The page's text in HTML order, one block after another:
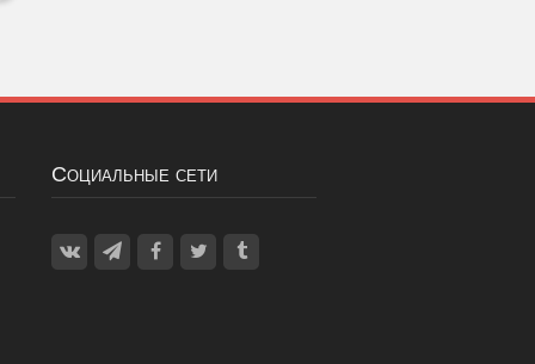
Социальные сети